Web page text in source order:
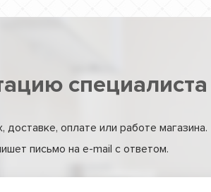
специалиста
оплате или работе магазина.
письмо на e-mail с ответом.